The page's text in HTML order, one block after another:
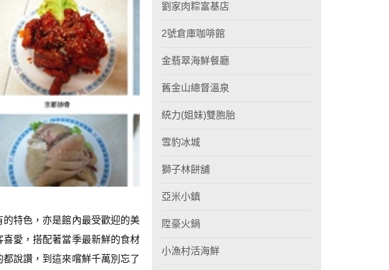
特色，亦是館內最受歡迎的美
愛，搭配著當季最新鮮的食材
說讚，到這來嚐鮮千萬別忘了
劉家肉粽富基店
2號倉庫咖啡館
金翡翠海鮮餐廳
舊金山總督溫泉
統力(姐妹)雙胞胎
雪豹冰城
獅子林餅舖
亞米小鎮
陞豪火鍋
小漁村活海鮮